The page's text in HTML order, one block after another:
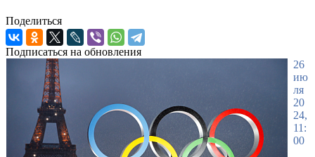
Поделиться
Подписаться на обновления
26
ию
ля
20
24,
11:
00